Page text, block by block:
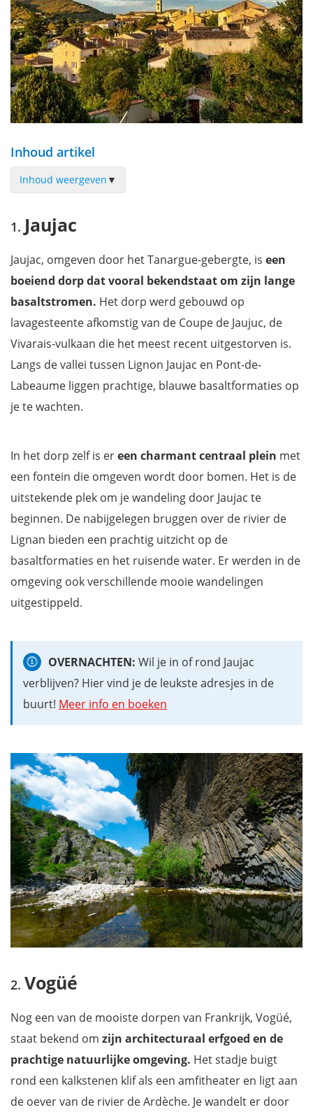
Inhoud artikel
Inhoud weergeven ▼
Vogüé
Labeaume
Valence
Rochemaure
Vallon-Pont d'Arc
Tournon-sur-Rhône
Filmpje: ontdek de gezelligheid van de Drôme!
Mis niets van de Ardèche & Drôme met onze reisgids
Jaujac
Jaujac, omgeven door het Tanargue-gebergte, is een
boeiend dorp dat vooral bekendstaat om zijn lange
basaltstromen. Het dorp werd gebouwd op
lavagesteente afkomstig van de Coupe de Jaujuc, de
Vivarais-vulkaan die het meest recent uitgestorven is.
Langs de vallei tussen Lignon Jaujac en Pont-de-
Labeaume liggen prachtige, blauwe basaltformaties op
je te wachten.
In het dorp zelf is ereen charmant centraal plein met
een fontein die omgeven wordt door bomen. Het is de
uitstekende plek om je wandeling door Jaujac te
beginnen. De nabijgelegen bruggen over de rivier de
Lignan bieden een prachtig uitzicht op de
basaltformaties en het ruisende water. Er werden in de
omgeving ook verschillende mooie wandelingen
uitgestippeld.
OVERNACHTEN:Wil je in of rond Jaujac
verblijven? Hier vind je de leukste adresjes in de
buurt! Meer info en boeken
Vogüé
Nog een van de mooiste dorpen van Frankrijk, Vogüé,
staat bekend om zijn architecturaal erfgoed en de
prachtige natuurlijke omgeving. Het stadje buigt
rond een kalkstenen klif als een amfitheater en ligt aan
de oever van de rivier de Ardèche. Je wandelt er door